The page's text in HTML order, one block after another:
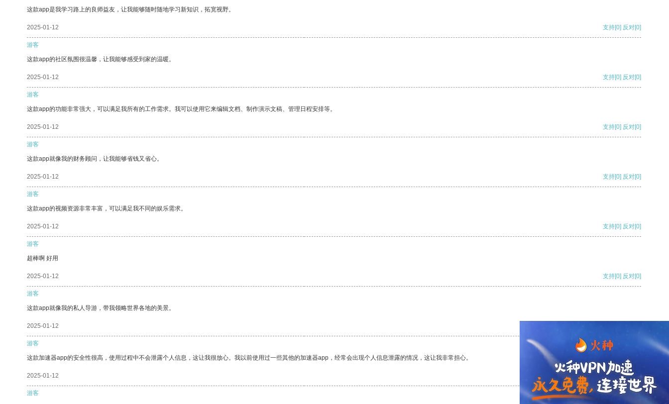
这款app是我学习路上的良师益友，让我能够随时随地学习新知识，拓宽视野。
2025-01-12 支持[0] 反对[0]
游客
这款app的社区氛围很温馨，让我能够感受到家的温暖。
2025-01-12 支持[0] 反对[0]
游客
这款app的功能非常强大，可以满足我所有的工作需求。我可以使用它来编辑文档、制作演示文稿、管理日程安排等。
2025-01-12 支持[0] 反对[0]
游客
这款app就像我的财务顾问，让我能够省钱又省心。
2025-01-12 支持[0] 反对[0]
游客
这款app的视频资源非常丰富，可以满足我不同的娱乐需求。
2025-01-12 支持[0] 反对[0]
游客
超棒啊 好用
2025-01-12 支持[0] 反对[0]
游客
这款app就像我的私人导游，带我领略世界各地的美景。
2025-01-12
游客
这款加速器app的安全性很高，使用过程中不会泄露个人信息，这让我很放心。我以前使用过一些其他的加速器app，经常会出现个人信息泄露的情况，这让我非常担心。
2025-01-12 支持 [0] 反对 [0]
游客